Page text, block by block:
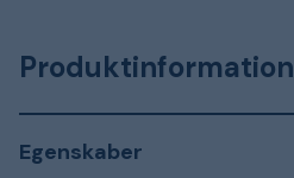
Produktinformation
Egenskaber